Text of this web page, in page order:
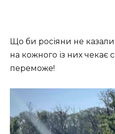
Що би росіяни не
на кожного із них чекає
переможе!